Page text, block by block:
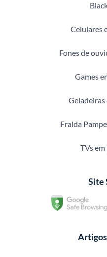
Celulares
Fones de
Games
Fralda
TVs
Site